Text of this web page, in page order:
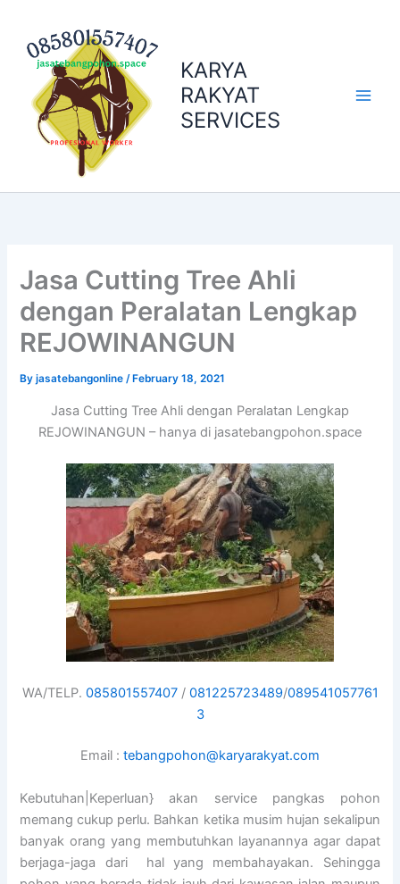
content
KARYA
RAKYAT
SERVICES
Jasa Cutting Tree Ahli
dengan Peralatan Lengkap
REJOWINANGUN
Byjasatebangonline/ February 18, 2021
Jasa Cutting Tree Ahli dengan Peralatan Lengkap
REJOWINANGUN – hanya di jasatebangpohon.space
WA/TELP. 085801557407/ 081225723489/089541057761
3
Email : tebangpohon@karyarakyat.com
Kebutuhan|Keperluan} akan service pangkas pohon
memang cukup perlu. Bahkan ketika musim hujan sekalipun
banyak orang yang membutuhkan layanannya agar dapat
berjaga-jaga dari hal yang membahayakan. Sehingga